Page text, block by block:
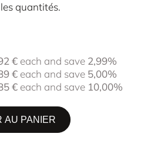
quantités.
€ each and save 2,99%
€ each and save 5,00%
€ each and save 10,00%
AU PANIER